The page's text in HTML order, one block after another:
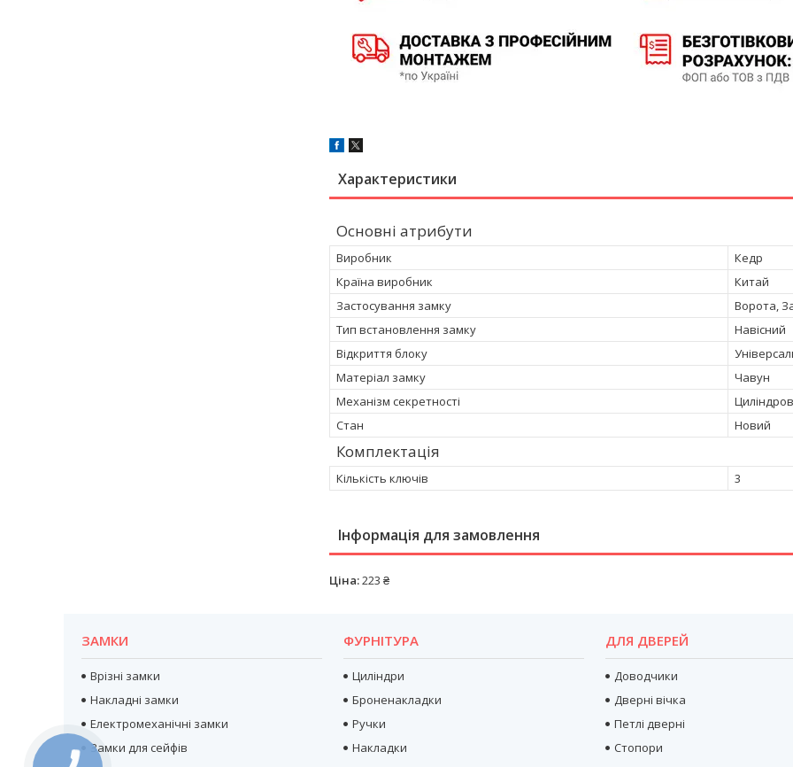
Характеристики
Основні атрибути
Виробник
Кедр
Країна виробник
Китай
Застосування замку
Ворота,
Тип встановлення замку
Навісний
Відкриття блоку
Матеріал замку
Чавун
Механізм секретності
Стан
Новий
Комплектація
Кількість ключів 3
Інформація для замовлення
Ціна:223 ₴
ЗАМКИ
Врізні замки
Накладні замки
Електромеханічні замки
Замки для сейфів
ФУРНІТУРА
Циліндри
Броненакладки
Ручки
Накладки
ДЛЯ ДВЕРЕЙ
Доводчики
Дверні вічка
Петлі дверні
Стопори